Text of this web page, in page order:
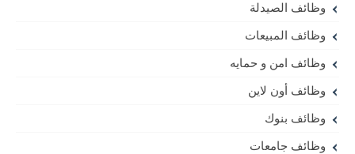
وظائف الصيدلة
وظائف المبيعات
وظائف امن و حمايه
وظائف أون لاين
وظائف بنوك
وظائف جامعات